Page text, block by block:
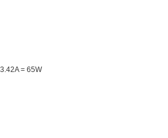
= 65W